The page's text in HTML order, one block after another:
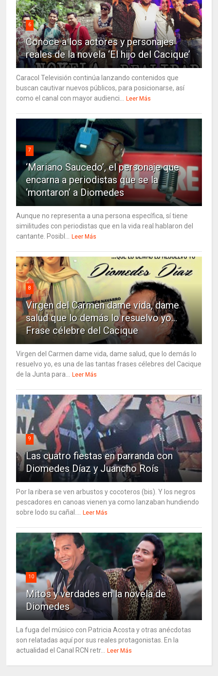
6
Conoce a los actores y personajes
reales de la novela ‘El hijo del Cacique’
Caracol Televisión continúa lanzando contenidos que
buscan cautivar nuevos públicos, para posicionarse, así
como el canal con mayor audienci...
Leer Más
7
‘Mariano Saucedo’, el personaje que
encarna a periodistas que se la
‘montaron’ a Diomedes
Aunque no representa a una persona específica, sí tiene
similitudes con periodistas que en la vida real hablaron del
cantante. Posibl...
Leer Más
8
Virgen del Carmen dame vida, dame
salud que lo demás lo resuelvo yo…
Frase célebre del Cacique
Virgen del Carmen dame vida, dame salud, que lo demás lo
resuelvo yo, es una de las tantas frases célebres del Cacique
de la Junta para...
Leer Más
9
Las cuatro fiestas en parranda con
Diomedes Díaz y Juancho Roís
Por la ribera se ven arbustos y cocoteros (bis). Y los negros
pescadores en canoas vienen ya como lanzaban hundiendo
sobre lodo su cañal....
Leer Más
10
Mitos y verdades en la novela de
Diomedes
La fuga del músico con Patricia Acosta y otras anécdotas
son relatadas aquí por sus reales protagonistas. En la
actualidad el Canal RCN retr...
Leer Más